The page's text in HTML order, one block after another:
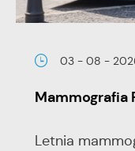
03 - 08 -
Mammografia
Letnia